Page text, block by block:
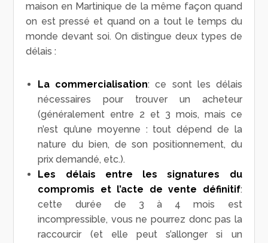
maison en Martinique de la même façon quand
on est pressé et quand on a tout le temps du
monde devant soi. On distingue deux types de
délais :
La commercialisation: ce sont les délais
nécessaires pour trouver un acheteur
(généralement entre 2 et 3 mois, mais ce
n’est qu’une moyenne : tout dépend de la
nature du bien, de son positionnement, du
prix demandé, etc.).
Les délais entre les signatures du
compromis et l’acte de vente définitif:
cette durée de 3 à 4 mois est
incompressible, vous ne pourrez donc pas la
raccourcir (et elle peut s’allonger si un